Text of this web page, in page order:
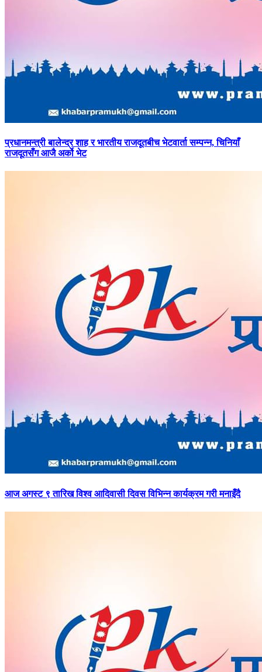
प्रधानमन्त्रीबालेन्द्र शाह र भारतीय राजदूतबीच भेटवार्ता सम्पन्न, चिनियाँ
राजदूतसँग आजै अर्को भेट
आजअगस्ट ९ तारिख विश्व आदिवासी दिवस विभिन्न कार्यक्रम गरी मनाइँदै